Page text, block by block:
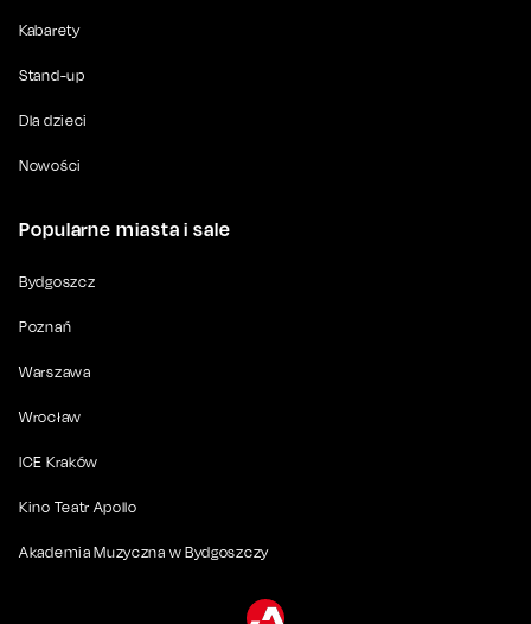
Kabarety
Stand-up
Dla dzieci
Nowości
Popularne miasta i sale
Bydgoszcz
Poznań
Warszawa
Wrocław
ICE Kraków
Kino Teatr Apollo
Akademia Muzyczna w Bydgoszczy